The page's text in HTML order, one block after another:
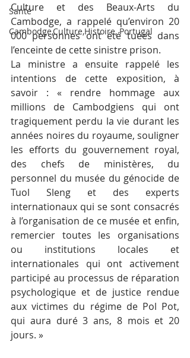
Santé
Cambodge,Culture,Histoire, Portugal
Culture et des Beaux-Arts du
Cambodge, a rappelé qu’environ 20
000 personnes ont été tuées dans
l’enceinte de cette sinistre prison.
La ministre a ensuite rappelé les
intentions de cette exposition, à
savoir : « rendre hommage aux
millions de Cambodgiens qui ont
tragiquement perdu la vie durant les
années noires du royaume, souligner
les efforts du gouvernement royal,
des chefs de ministères, du
personnel du musée du génocide de
Tuol Sleng et des experts
internationaux qui se sont consacrés
à l’organisation de ce musée et enfin,
remercier toutes les organisations
ou institutions locales et
internationales qui ont activement
participé au processus de réparation
psychologique et de justice rendue
aux victimes du régime de Pol Pot,
qui aura duré 3 ans, 8 mois et 20
jours. »